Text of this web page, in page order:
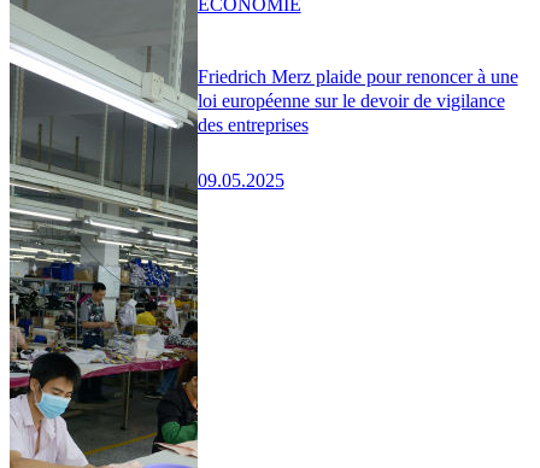
Friedrich Merz plaide pour renoncer à une
loi européenne sur le devoir de vigilance
des entreprises
09.05.2025